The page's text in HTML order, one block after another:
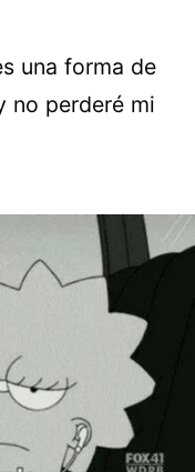
una forma de
no perderé mi